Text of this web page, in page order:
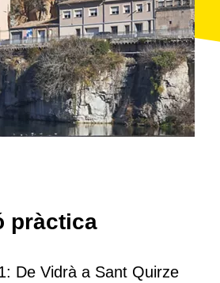
pràctica
De Vidrà a Sant Quirze